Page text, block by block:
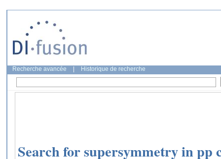
Recherche avancée Historique de recherche
Search for supersymmetry in pp